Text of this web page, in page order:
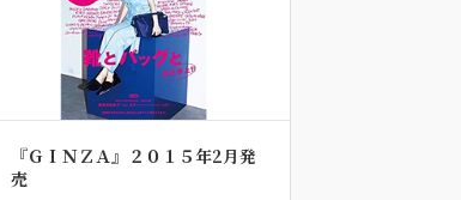
『ＧＩＮＺＡ』２０１５年2月発
売